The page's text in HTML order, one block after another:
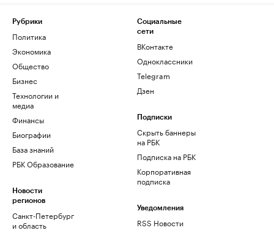
Рубрики
Политика
Экономика
Общество
Бизнес
Технологии и
медиа
Финансы
Биографии
База знаний
РБК Образование
Новости
регионов
Санкт-Петербург
и область
Социальные
сети
ВКонтакте
Одноклассники
Telegram
Дзен
Подписки
Скрыть баннеры
на РБК
Подписка на РБК
Корпоративная
подписка
Уведомления
RSS Новости